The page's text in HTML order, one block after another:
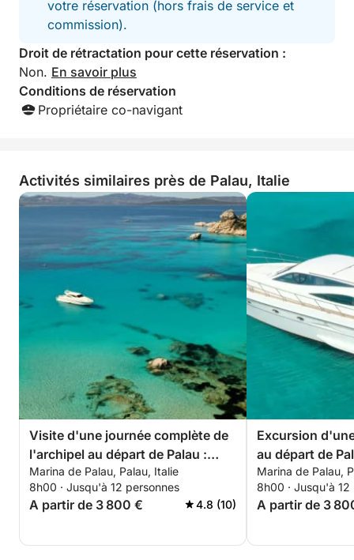
votre réservation (hors frais de service et
commission).
Droit de rétractation pour cette réservation :
Non. En savoir plus
Conditions de réservation
Propriétaire co-navigant
Activités similaires près de Palau, Italie
Visite d'une journée complète de
l'archipel au départ de Palau :
Caprera, Maddalena, Spargi et
Budelli
Marina de Palau, Palau, Italie
8h00 · Jusqu'à 12 personnes
A partir de 3 800 € 4.8 (10)
Excursion
au départ de
Caprera et la
Marina de Palau,
8h00 · Jusqu'à 12
A partir de 3